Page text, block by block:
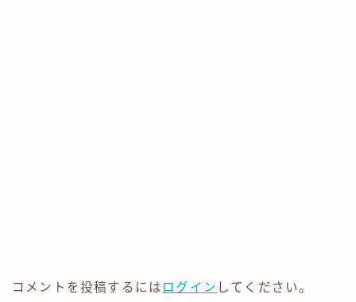
コメントを投稿するには ログイン してください。